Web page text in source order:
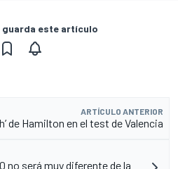
guarda este artículo
ARTÍCULO ANTERIOR
de Hamilton en el test de Valencia
no será muy diferente de la